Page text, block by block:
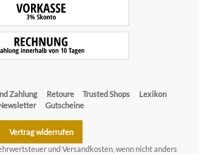
Zahlung Retoure Trusted Shops
Lexikon
Gutscheine
Vertrag widerrufen
und Versandkosten, wenn nicht anders